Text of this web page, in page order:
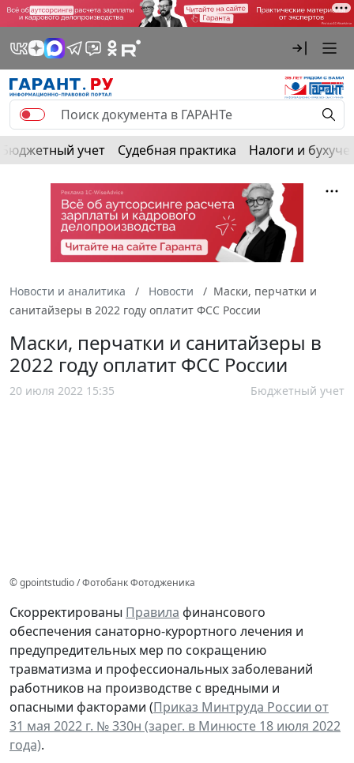
Бюджетный учет Судебная практика Налоги и
Новости и аналитика Новости
Маски, перчатки и
санитайзеры в 2022 году оплатит ФСС России
Маски, перчатки и санитайзеры в
2022 году оплатит ФСС России
20 июля 2022 15:35 Бюджетный учет
© gpointstudio / Фотобанк Фотодженика
Скорректированы Правила финансового
обеспечения санаторно-курортного лечения и
предупредительных мер по сокращению
травматизма и профессиональных заболеваний
работников на производстве с вредными и
опасными факторами (Приказ Минтруда России от
31 мая 2022 г. № 330н (зарег. в Минюсте 18 июля 2022
года).